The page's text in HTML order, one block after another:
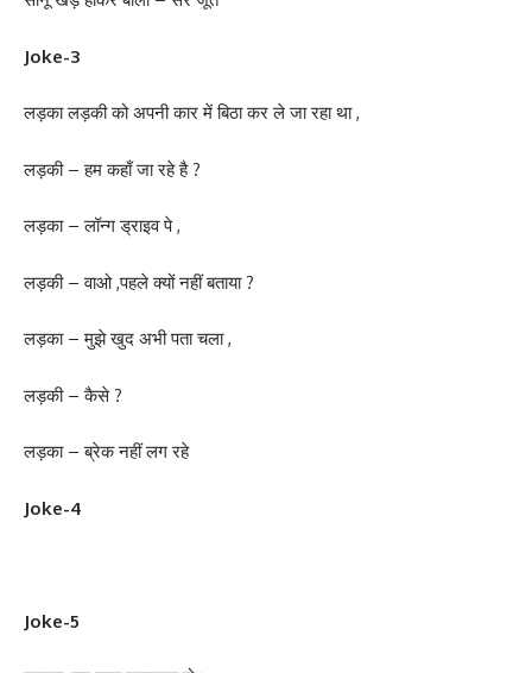
Joke-3
लड़का लड़की को अपनी कार में बिठा कर ले जा रहा था ,
लड़की – हम कहाँ जा रहे है ?
लड़का – लॉन्ग ड्राइव पे ,
लड़की – वाओ ,पहले क्यों नहीं बताया ?
लड़का – मुझे खुद अभी पता चला ,
लड़की – कैसे ?
लड़का – ब्रेक नहीं लग रहे
Joke-4
Joke-5